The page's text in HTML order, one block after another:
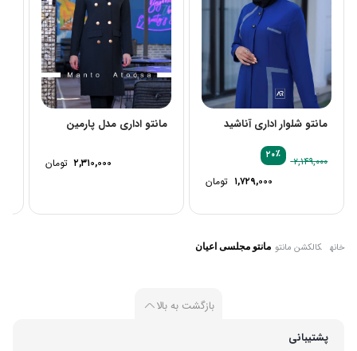
مانتو شلوار اداری آناشید
٪۲۰
۲,۱۴۹,۰۰۰
۱,۷۲۹,۰۰۰ تومان
مانتو اداری مدل پارمین
۲,۳۱۰,۰۰۰ تومان
خانه کالکشن مانتو مانتو مجلسی اعیان
بازگشت به بالا
پشتیبانی